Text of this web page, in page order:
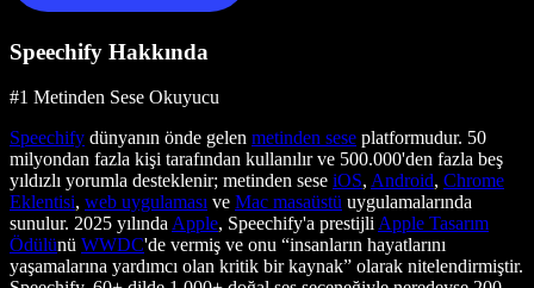
Speechify Hakkında
#1 Metinden Sese Okuyucu
Speechify dünyanın önde gelen metinden sese platformudur. 50
milyondan fazla kişi tarafından kullanılır ve 500.000'den fazla beş
yıldızlı yorumla desteklenir; metinden sese iOS, Android, Chrome
Eklentisi, web uygulaması ve Mac masaüstü uygulamalarında
sunulur. 2025 yılında Apple, Speechify'a prestijli Apple Tasarım
Ödülünü WWDC'de vermiş ve onu “insanların hayatlarını
yaşamalarına yardımcı olan kritik bir kaynak” olarak nitelendirmiştir.